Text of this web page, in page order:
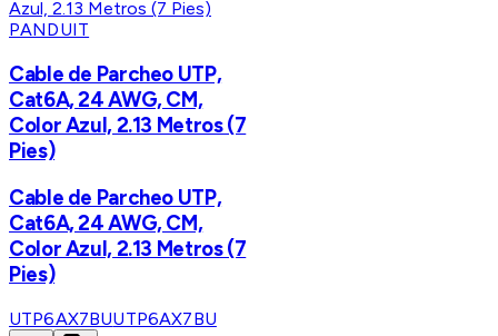
PANDUIT
Cable de Parcheo UTP,
Cat6A, 24 AWG, CM,
Color Azul, 2.13 Metros (7
Pies)
Cable de Parcheo UTP,
Cat6A, 24 AWG, CM,
Color Azul, 2.13 Metros (7
Pies)
UTP6AX7BUUTP6AX7BU